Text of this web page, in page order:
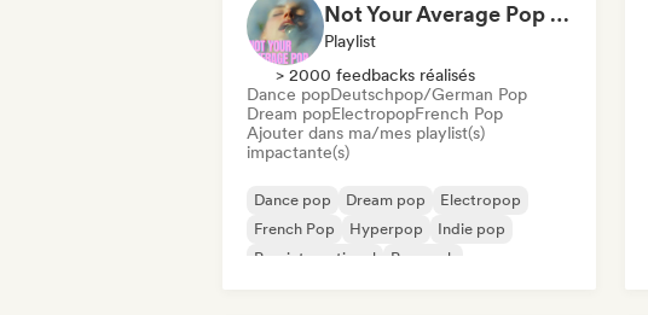
Not Your Average Pop 🛸 Art Pop, Alt-Pop & Indie Pop
Playlist
> 2000 feedbacks réalisés
Dance popDeutschpop/German Pop
Dream popElectropopFrench Pop
Ajouter dans ma/mes playlist(s)
impactante(s)
Dance pop Dream pop
Electropop
French Pop
Hyperpop
Indie pop
Pop international
Pop rock